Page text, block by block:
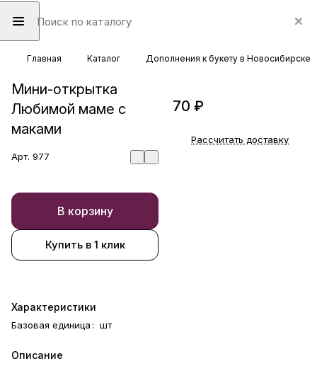
Главная Каталог Дополнения к букету в Новосибирске
Мини-открытка
Любимой маме с
маками
Арт. 977
В корзину
Купить в 1 клик
Характеристики
Базовая единица : шт
Описание
70 ₽
Рассчитать доставку